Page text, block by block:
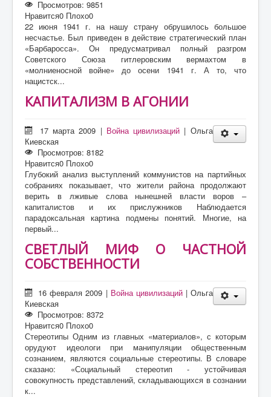
Просмотров: 9851
Нравится0 Плохо0
22 июня 1941 г. на нашу страну обрушилось большое
несчастье. Был приведен в действие стратегический план
«Барбаросса». Он предусматривал полный разгром
Советского Союза гитлеровским вермахтом в
«молниеносной войне» до осени 1941 г. А то, что
нацистск...
КАПИТАЛИЗМ В АГОНИИ
17 марта 2009 | Война цивилизаций | Ольга
Киевская
Просмотров: 8182
Нравится0 Плохо0
Глубокий анализ выступлений коммунистов на партийных
собраниях показывает, что жители района продолжают
верить в лживые слова нынешней власти воров –
капиталистов и их прислужников Наблюдается
парадоксальная картина подмены понятий. Многие, на
первый...
СВЕТЛЫЙ МИФ О ЧАСТНОЙ
СОБСТВЕННОСТИ
16 февраля 2009 | Война цивилизаций | Ольга
Киевская
Просмотров: 8372
Нравится0 Плохо0
Стереотипы Одним из главных «материалов», с которым
орудуют идеологи при манипуляции общественным
сознанием, являются социальные стереотипы. В словаре
сказано: «Социальный стереотип - устойчивая
совокупность представлений, складывающихся в сознании
к...